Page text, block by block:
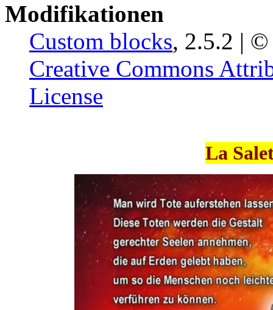
Modifikationen
Custom blocks, 2.5.2 |
Creative Commons
License
La